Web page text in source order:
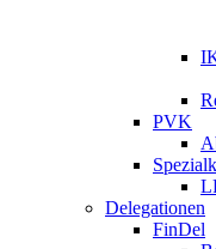
PVK
Delegationen
FinDel